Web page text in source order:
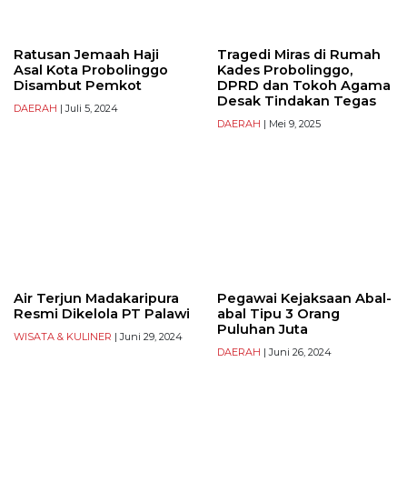
Ratusan Jemaah Haji
Asal Kota Probolinggo
Disambut Pemkot
DAERAH | Juli 5, 2024
Tragedi Miras di Rumah
Kades Probolinggo,
DPRD dan Tokoh Agama
Desak Tindakan Tegas
DAERAH | Mei 9, 2025
Air Terjun Madakaripura
Resmi Dikelola PT Palawi
WISATA & KULINER | Juni 29, 2024
Pegawai Kejaksaan Abal-
abal Tipu 3 Orang
Puluhan Juta
DAERAH | Juni 26, 2024